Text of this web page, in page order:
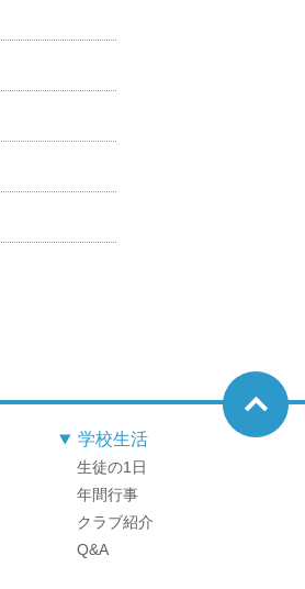
学校生活
生徒の1日
年間行事
クラブ紹介
Q&A